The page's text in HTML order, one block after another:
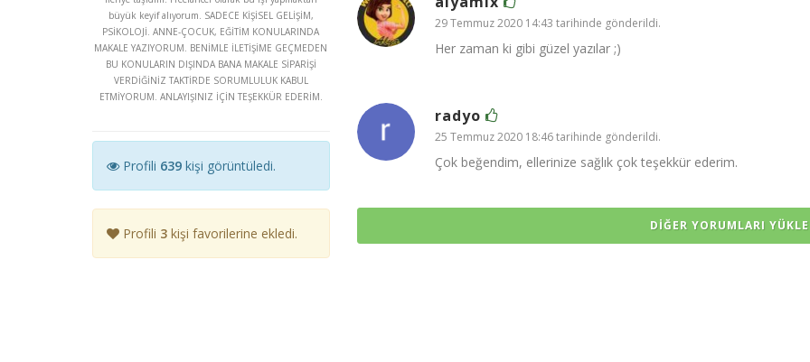
büyük keyif alıyorum. SADECE KİŞİSEL GELİŞİM,
PSİKOLOJİ. ANNE-ÇOCUK, EĞİTİM KONULARINDA
MAKALE YAZIYORUM. BENİMLE İLETİŞİME GEÇMEDEN
BU KONULARIN DIŞINDA BANA MAKALE SİPARİŞİ
VERDİĞİNİZ TAKTİRDE SORUMLULUK KABUL
ETMİYORUM. ANLAYIŞINIZ İÇİN TEŞEKKÜR EDERİM.
Profili 639 kişi görüntüledi.
Profili 3 kişi favorilerine ekledi.
29 Temmuz 2020 14:43 tarihinde gönderildi.
Her zaman ki gibi güzel yazılar ;)
radyo
25 Temmuz 2020 18:46 tarihinde gönderildi.
Çok beğendim, ellerinize sağlık çok teşekkür ederim.
DIĞER YORUMLARI